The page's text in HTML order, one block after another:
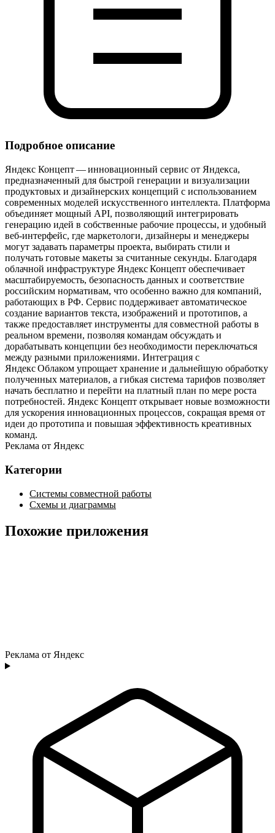
Подробное описание
Яндекс Концепт — инновационный сервис от Яндекса,
предназначенный для быстрой генерации и визуализации
продуктовых и дизайнерских концепций с использованием
современных моделей искусственного интеллекта. Платформа
объединяет мощный API, позволяющий интегрировать
генерацию идей в собственные рабочие процессы, и удобный
веб‑интерфейс, где маркетологи, дизайнеры и менеджеры
могут задавать параметры проекта, выбирать стили и
получать готовые макеты за считанные секунды. Благодаря
облачной инфраструктуре Яндекс Концепт обеспечивает
масштабируемость, безопасность данных и соответствие
российским нормативам, что особенно важно для компаний,
работающих в РФ. Сервис поддерживает автоматическое
создание вариантов текста, изображений и прототипов, а
также предоставляет инструменты для совместной работы в
реальном времени, позволяя командам обсуждать и
дорабатывать концепции без необходимости переключаться
между разными приложениями. Интеграция с
Яндекс Облаком упрощает хранение и дальнейшую обработку
полученных материалов, а гибкая система тарифов позволяет
начать бесплатно и перейти на платный план по мере роста
потребностей. Яндекс Концепт открывает новые возможности
для ускорения инновационных процессов, сокращая время от
идеи до прототипа и повышая эффективность креативных
команд.
Реклама от Яндекс
Категории
Системы совместной работы
Схемы и диаграммы
Похожие приложения
Реклама от Яндекс